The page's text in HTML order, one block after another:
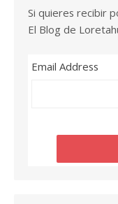
Si quieres recibir
El Blog de
Email Address